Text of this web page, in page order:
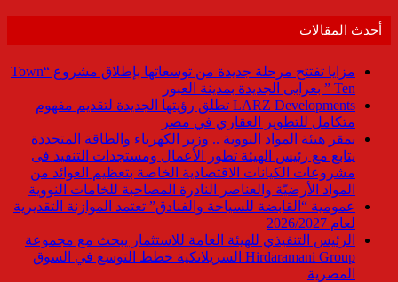
أحدث المقالات
مزايا تفتتح مرحلة جديدة من توسعاتها بإطلاق مشروع “Town
Ten ” بعرابى الجديدة بمدينة العبور
LARZ Developments تطلق رؤيتها الجديدة لتقديم مفهوم
متكامل للتطوير العقاري في مصر
بمقر هيئة المواد النووية .. وزير الكهرباء والطاقة المتجددة
يتابع مع رئيس الهيئة تطور الأعمال ومستجدات التنفيذ فى
مشروعات الكيانات الاقتصادية الخاصة بتعظيم العوائد من
المواد الأرضيّة والعناصر النادرة المصاحبة للخامات النووية
عمومية “القابضة للسياحة والفنادق” تعتمد الموازنة التقديرية
لعام 2026/2027
الرئيس التنفيذي للهيئة العامة للاستثمار يبحث مع مجموعة
Hirdaramani Group السريلانكية خطط التوسع في السوق
المصرية